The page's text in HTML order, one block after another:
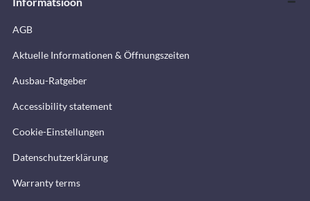
AGB
Aktuelle Informationen & Öffnungszeiten
Ausbau-Ratgeber
Accessibility statement
Cookie-Einstellungen
Datenschutzerklärung
Warranty terms